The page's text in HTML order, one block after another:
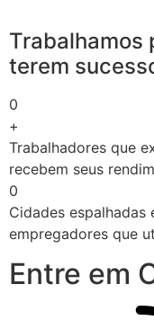
Trabalhamos
terem
0
+
Trabalhadores que
recebem seus
0
Cidades
empregadores que
Entre em